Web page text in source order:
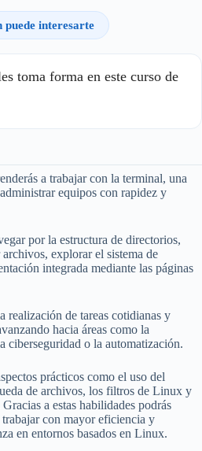
puede interesarte
toma forma en este curso de
a trabajar con la terminal, una
equipos con rapidez y
por la estructura de directorios,
explorar el sistema de
integrada mediante las páginas
realización de tareas cotidianas y
hacia áreas como la
ciberseguridad o la automatización.
prácticos como el uso del
de archivos, los filtros de Linux y
a estas habilidades podrás
con mayor eficiencia y
en entornos basados en Linux.